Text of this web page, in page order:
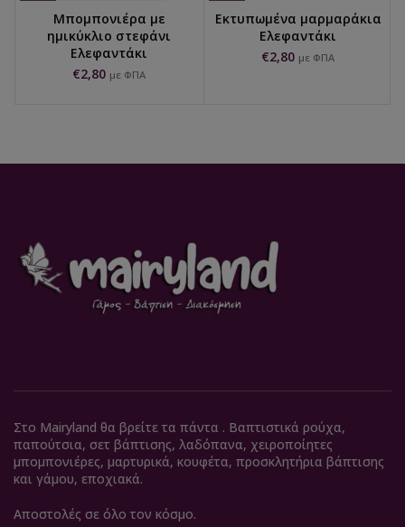
Μπομπονιέρα με
ημικύκλιο στεφάνι
Ελεφαντάκι
€2,80 με ΦΠΑ
Εκτυπωμένα μαρμαράκια
Ελεφαντάκι
€2,80 με ΦΠΑ
Στο Mairyland θα βρείτε τα πάντα . Βαπτιστικά ρούχα,
παπούτσια, σετ βάπτισης, λαδόπανα, χειροποίητες
μπομπονιέρες, μαρτυρικά, κουφέτα, προσκλητήρια βάπτισης
και γάμου, εποχιακά.
Αποστολές σε όλο τον κόσμο.